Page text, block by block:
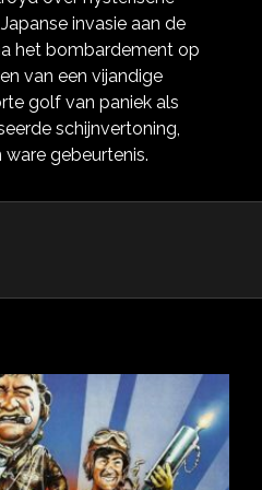
invasie aan de
het bombardement op
van een vijandige
golf van paniek als
schijnvertoning,
gebeurtenis.